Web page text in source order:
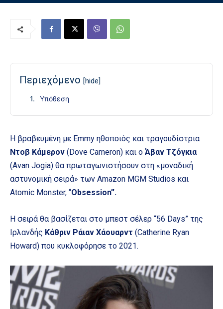
Περιεχόμενο [hide]
Υπόθεση
Η βραβευμένη με Emmy ηθοποιός και τραγουδίστρια
Ντοβ Κάμερον (Dove Cameron) και ο Άβαν Τζόγκια
(Avan Jogia) θα πρωταγωνιστήσουν στη «μοναδική
αστυνομική σειρά» των Amazon MGM Studios και
Atomic Monster, “Obsession”.
Η σειρά θα βασίζεται στο μπεστ σέλερ “56 Days” της
Ιρλανδής Κάθριν Ράιαν Χάουαρντ (Catherine Ryan
Howard) που κυκλοφόρησε το 2021.